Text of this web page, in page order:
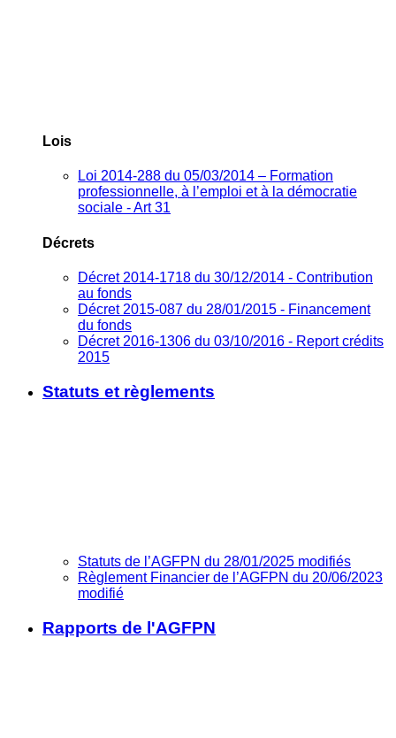
Lois
Loi 2014-288 du 05/03/2014 – Formation
professionnelle, à l’emploi et à la démocratie
sociale - Art 31
Décrets
Décret 2014-1718 du 30/12/2014 - Contribution
au fonds
Décret 2015-087 du 28/01/2015 - Financement
du fonds
Décret 2016-1306 du 03/10/2016 - Report crédits
2015
Statuts et règlements
Statuts de l’AGFPN du 28/01/2025 modifiés
Règlement Financier de l’AGFPN du 20/06/2023
modifié
Rapports de l'AGFPN